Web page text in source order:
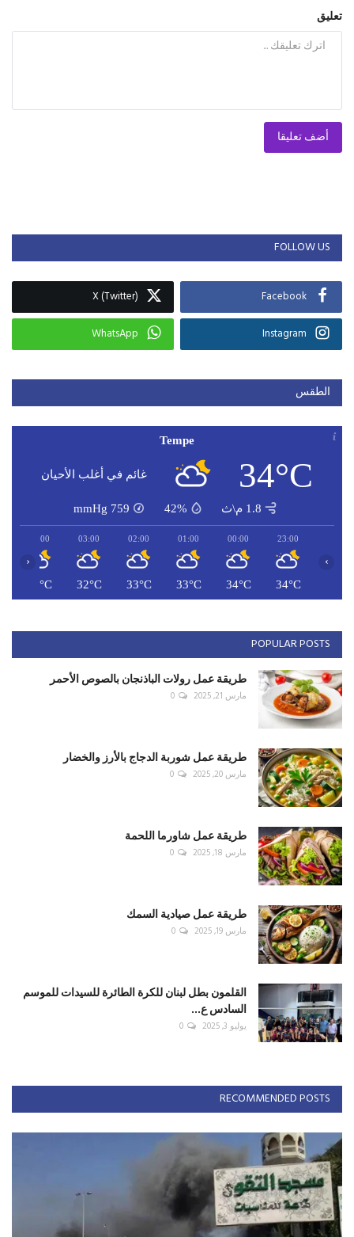
تعليق
أضف تعليقا
FOLLOW US
Facebook
X (Twitter)
Instagram
WhatsApp
الطقس
Tempe
34°C غائم في أغلب الأحيان
1.8 م\ث 42%
759
mmHg
23:00
34°C
00:00
34°C
01:00
33°C
02:00
33°C
03:00
32°C
04:00
32°C
‹ ›
POPULAR POSTS
طريقة عمل رولات الباذنجان بالصوص الأحمر
مارس 21, 2025 0
طريقة عمل شوربة الدجاج بالأرز والخضار
مارس 20, 2025 0
طريقة عمل شاورما اللحمة
مارس 18, 2025 0
طريقة عمل صيادية السمك
مارس 19, 2025 0
القلمون بطل لبنان للكرة الطائرة للسيدات للموسم
السادس ع...
يوليو 3, 2025 0
RECOMMENDED POSTS